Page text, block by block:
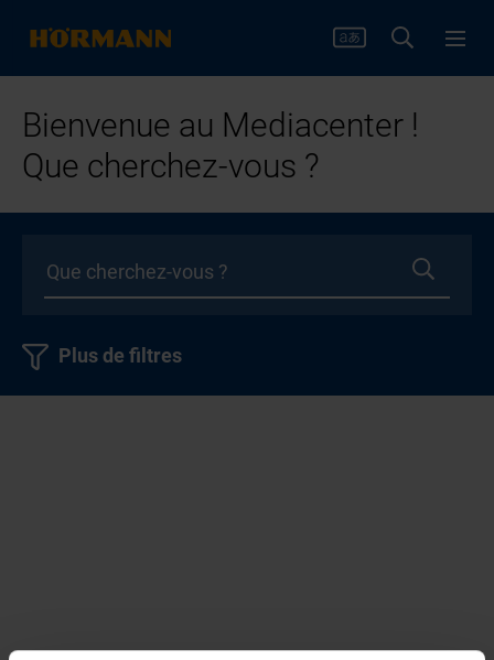
Bienvenue au Mediacenter !
Que cherchez-vous ?
Plus de filtres